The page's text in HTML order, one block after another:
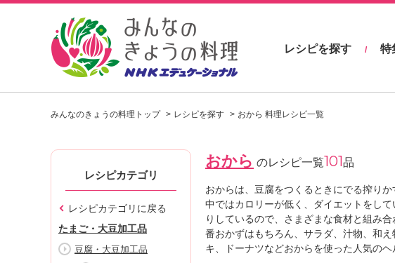
し
シ
を
見
つ
け
よ
レシピを探す / 特
みんなのきょうの料理トップ レシピを探す おから 料理レシピ一覧
レシピカテゴリ
レシピカテゴリに戻る
たまご・大豆加工品
豆腐・大豆加工品
おから のレシピ一覧101品
おからは、豆腐をつくるときにでる搾り
中ではカロリーが低く、ダイエットをし
りしているので、さまざまな食材と組み
番おかずはもちろん、サラダ、汁物、和
キ、ドーナツなどおからを使った人気のヘ